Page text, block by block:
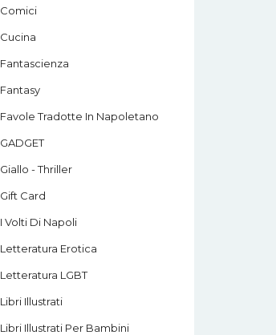
Comici
Cucina
Fantascienza
Fantasy
Favole Tradotte In Napoletano
GADGET
Giallo - Thriller
Gift Card
I Volti Di Napoli
Letteratura Erotica
Letteratura LGBT
Libri Illustrati
Libri Illustrati Per Bambini